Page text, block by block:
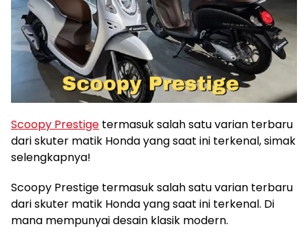
Scoopy Prestige termasuk salah satu varian terbaru
dari skuter matik Honda yang saat ini terkenal, simak
selengkapnya!
Scoopy Prestige termasuk salah satu varian terbaru
dari skuter matik Honda yang saat ini terkenal. Di
mana mempunyai desain klasik modern.